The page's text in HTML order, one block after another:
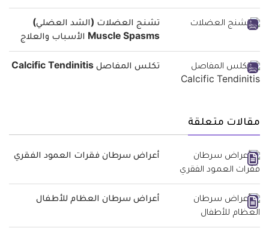
تشنج العضلات (الشد العضلي)
Muscle Spasms الأسباب والعلاج
تكلس المفاصل Calcific Tendinitis
مقالات متعلقة
أعراض سرطان فقرات العمود الفقري
أعراض سرطان العظام للأطفال